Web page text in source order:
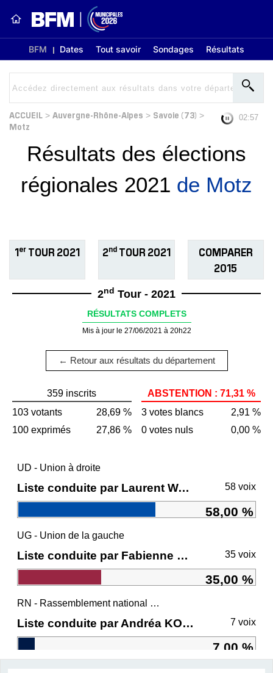
BFM Dates Tout savoir Sondages Résultats
ACCUEIL > Auvergne-Rhône-Alpes > Savoie (73) >
Motz
02:56
Résultats des élections
régionales 2021 de Motz
1er TOUR 2021 2ndTOUR 2021
COMPARER
2015
2nd Tour - 2021
RÉSULTATS COMPLETS
Mis à jour le 27/06/2021 à 20h22
← Retour aux résultats du département
359 inscrits
103 votants
28,69 %
100 exprimés
27,86 %
ABSTENTION : 71,31 %
3 votes blancs
2,91 %
0 votes nuls
0,00 %
UD - Union à droite
Liste conduite par Laurent WAUQUIEZ 58 voix
58,00 %
UG - Union de la gauche
Liste conduite par Fabienne GREBERT 35 voix
35,00 %
RN - Rassemblement national et ses alliés
Liste conduite par Andréa KOTARAC 7 voix
7,00 %